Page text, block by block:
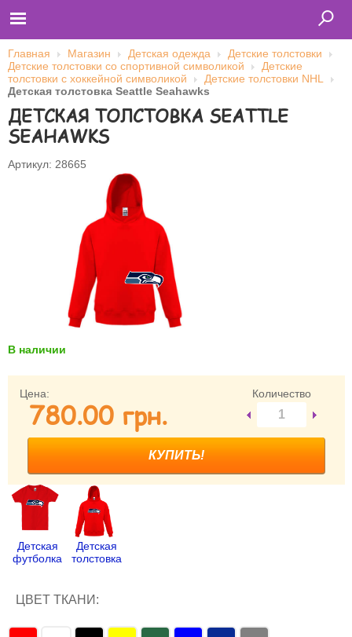
Главная
Футболки
Толстовки (кенгурушки)
Свитшоты
Бейсболки
Имя пользователя (логин)
Запомнить меня
Забыли имя пользователя (логин)?
Регистрация
Главная Магазин Детская одежда
Детские толстовки
Детские толстовки со спортивной символикой
Детские
толстовки с хоккейной символикой
Детские толстовки NHL
Детская толстовка Seattle Seahawks
ДЕТСКАЯ ТОЛСТОВКА SEATTLE
SEAHAWKS
Артикул: 28665
В наличии
Цена:
780.00 грн.
Количество
Детская
футболка
Детская
толстовка
ЦВЕТ ТКАНИ: